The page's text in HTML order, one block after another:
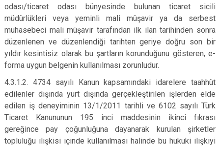
odası/ticaret odası bünyesinde bulunan ticaret sicili
müdürlükleri veya yeminli mali müşavir ya da serbest
muhasebeci mali müşavir tarafından ilk ilan tarihinden sonra
düzenlenen ve düzenlendiği tarihten geriye doğru son bir
yıldır kesintisiz olarak bu şartların korunduğunu gösteren, e-
forma uygun belgenin kullanılması zorunludur.
4.3.1.2. 4734 sayılı Kanun kapsamındaki idarelere taahhüt
edilenler dışında yurt dışında gerçekleştirilen işlerden elde
edilen iş deneyiminin 13/1/2011 tarihli ve 6102 sayılı Türk
Ticaret Kanununun 195 inci maddesinin ikinci fıkrası
gereğince pay çoğunluğuna dayanarak kurulan şirketler
topluluğu ilişkisi içinde kullanılması halinde bu hukuki ilişkiyi